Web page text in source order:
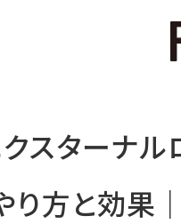
クスターナ
り方と効果